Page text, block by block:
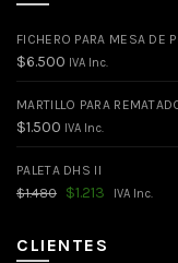
FICHERO PARA MESA DE
$6.500 IVA Inc.
MARTILLO PARA
$1.500 IVA Inc.
PALETA DHS II
$1.480
El
era:
$1.480.
$1.213 El
IVA Inc.
CLIENTES